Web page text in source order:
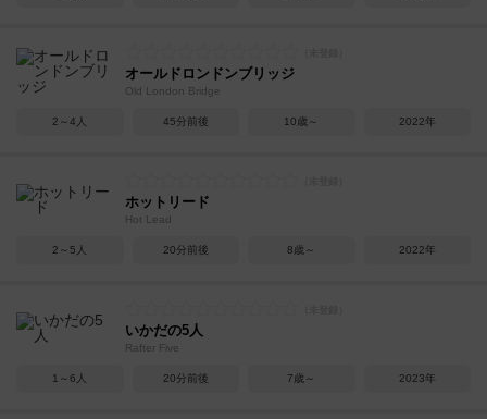
オールドロンドンブリッジ
Old London Bridge
2～4人 45分前後 10歳～ 2022年
ホットリード
Hot Lead
2～5人 20分前後 8歳～ 2022年
いかだの5人
Rafter Five
1～6人 20分前後 7歳～ 2023年